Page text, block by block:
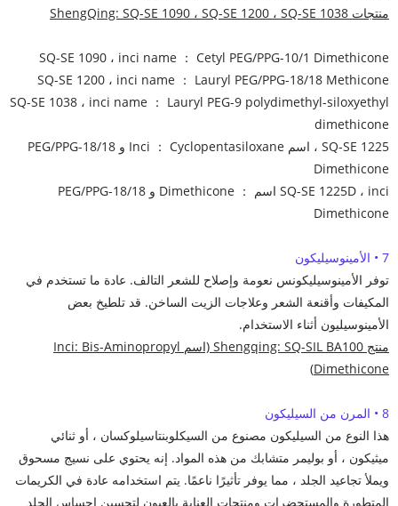
منتجات ShengQing: SQ-SE 1090 ، SQ-SE 1200 ، SQ-SE 1038
SQ-SE 1090 ، inci name ： Cetyl PEG/PPG-10/1 Dimethicone
SQ-SE 1200 ، inci name ： Lauryl PEG/PPG-18/18 Methicone
SQ-SE 1038 ، inci name ： Lauryl PEG-9 polydimethyl-siloxyethyl
dimethicone
SQ-SE 1225 ، اسم Inci ： Cyclopentasiloxane و PEG/PPG-18/18
Dimethicone
SQ-SE 1225D ، inci اسم ： Dimethicone و PEG/PPG-18/18
Dimethicone
7 • الأمينوسيليكون
توفر الأمينوسيليكونس نعومة وإصلاح للشعر التالف. عادة ما تستخدم في
المكيفات وأقنعة الشعر وعلاجات الزيت الساخن. قد تلطيخ بعض
الأمينوسيليون أثناء الاستخدام.
منتج Shengqing: SQ-SIL BA100 (اسم Inci: Bis-Aminopropyl
Dimethicone)
8 • المرن من السيليكون
هذا النوع من السيليكون مصنوع من السيكلوبنتاسيلوكسان ، أو ثنائي
ميثيكون ، أو بوليمر متشابك من هذه المواد. إنه يحتوي على نسيج مسحوق
ويملأ تجاعيد الجلد ، مما يوفر تأثيرًا ناعمًا. يتم استخدامه عادة في الكريمات
المتطورة والمستحضرات ومنتجات العناية بالعيون لتحسين إحساس الجلد